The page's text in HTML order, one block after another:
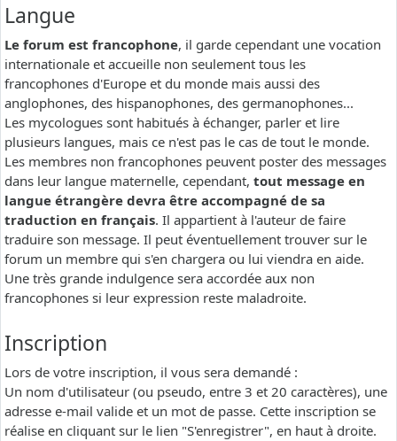
Langue
Le forum est francophone, il garde cependant une vocation
internationale et accueille non seulement tous les
francophones d'Europe et du monde mais aussi des
anglophones, des hispanophones, des germanophones...
Les mycologues sont habitués à échanger, parler et lire
plusieurs langues, mais ce n'est pas le cas de tout le monde.
Les membres non francophones peuvent poster des messages
dans leur langue maternelle, cependant, tout message en
langue étrangère devra être accompagné de sa
traduction en français. Il appartient à l'auteur de faire
traduire son message. Il peut éventuellement trouver sur le
forum un membre qui s'en chargera ou lui viendra en aide.
Une très grande indulgence sera accordée aux non
francophones si leur expression reste maladroite.
Inscription
Lors de votre inscription, il vous sera demandé :
Un nom d'utilisateur (ou pseudo, entre 3 et 20 caractères), une
adresse e-mail valide et un mot de passe. Cette inscription se
réalise en cliquant sur le lien "S'enregistrer", en haut à droite.